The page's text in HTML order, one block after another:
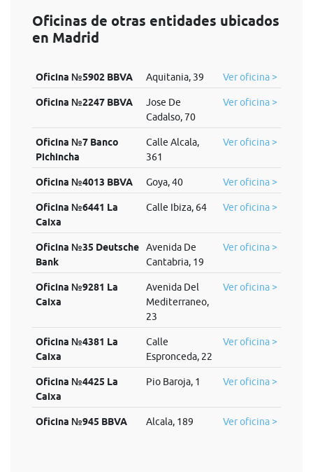
Oficinas de otras entidades ubicados
en Madrid
Oficina №5902 BBVA Aquitania, 39 Ver oficina >
Oficina №2247 BBVA
Jose De
Cadalso, 70
Ver oficina >
Oficina №7 Banco
Pichincha
Calle Alcala,
361
Ver oficina >
Oficina №4013 BBVA Goya, 40 Ver oficina >
Oficina №6441 La
Caixa
Calle Ibiza, 64 Ver oficina >
Oficina №35 Deutsche
Bank
Avenida De
Cantabria, 19
Ver oficina >
Oficina №9281 La
Caixa
Avenida Del
Mediterraneo,
23
Ver oficina >
Oficina №4381 La
Caixa
Calle
Espronceda, 22
Ver oficina >
Oficina №4425 La
Caixa
Pio Baroja, 1 Ver oficina >
Oficina №945 BBVA Alcala, 189 Ver oficina >